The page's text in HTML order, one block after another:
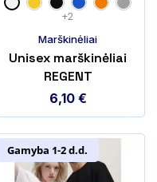
+2
Marškinėliai
Unisex marškinėliai
REGENT
6,10 €
Gamyba 1-2 d.d.